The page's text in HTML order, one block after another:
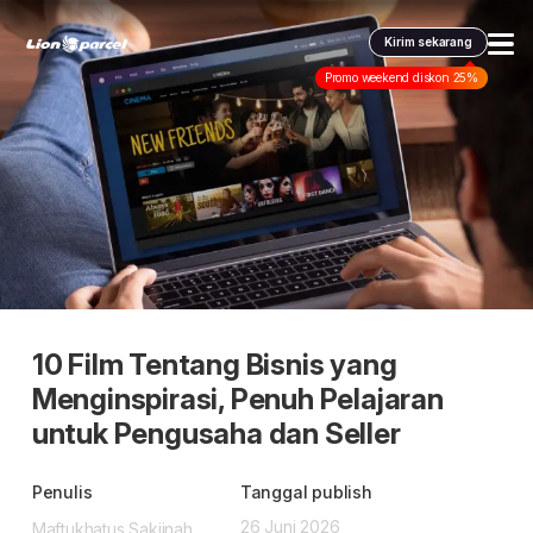
Kirim sekarang
Promo weekend diskon 25%
Layanan kami
Pengiriman
COD
Fulfillment
Korporasi
Daftar jadi Mitra
Lacak pendaftaran Mitra
Pengiriman Internasional
Promo & tips
Promo terbaru
Info seller
Info mitra
Informasi lain
Dangerous Goods
Karantina
Klaim
Indonesia
Indonesia
ID
10 Film Tentang Bisnis yang
Menginspirasi, Penuh Pelajaran
untuk Pengusaha dan Seller
Penulis
Maftukhatus Sakiinah
Tanggal publish
26 Juni 2026